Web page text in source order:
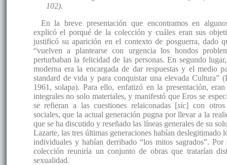
102).
En la breve presentación que encontramos en
explicó el porqué de la colección y cuáles eran sus
justificó su aparición en el contexto de posguerra, dado
“vuelven a plantearse con urgencia los hondos
perturbaban la felicidad de las personas. En segundo
moderna era la encargada de dar respuestas y el medio
standard de vida y para conquistar una elevada Cultura”
1961, solapa). Para ello, enfatizó en la presentación, eran
integrales no solo materiales, y manifestó que Eros se
se refieran a las cuestiones relaiconadas [sic] con otros
sociales, que la actual generación pugna por llevar a la
que se ha discutido y reseñado las líneas generales de su
Lazarte, las tres últimas generaciones habían deslegitimado
individuales y habían derribado “los mitos sagrados”.
colección reuniría un conjunto de obras que tratarían
sexualidad.